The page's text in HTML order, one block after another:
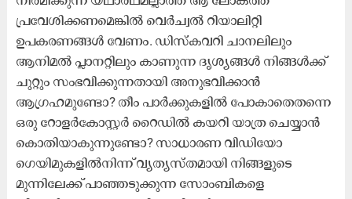
പ്രവേശിക്കണമെങ്കിൽ വെർച്വൽ റിയാലിറ്റി
ഉപകരണങ്ങൾ വേണം. ഡിസ്കവറി ചാനലിലും
ആനിമൽ പ്ലാനറ്റിലും കാണുന്ന ദൃശ്യങ്ങൾ നിങ്ങൾക്ക്
ചുറ്റും സംഭവിക്കുന്നതായി അനുഭവിക്കാൻ
ആഗ്രഹമുണ്ടോ? തീം പാർക്കുകളിൽ പോകാതെതന്നെ
ഒരു റോളർകോസ്റ്റർ റൈഡിൽ കയറി യാത്ര ചെയ്യാൻ
കൊതിയാകുന്നുണ്ടോ? സാധാരണ വിഡിയോ
ഗെയിമുകളിൽനിന്ന് വ്യത്യസ്തമായി നിങ്ങളുടെ
മുന്നിലേക്ക് പാഞ്ഞടുക്കുന്ന സോംബികളെ